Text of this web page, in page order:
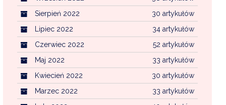
30 artykułów
Sierpień 2022
34 artykułów
Lipiec 2022
52 artykułów
Czerwiec 2022
33 artykułów
Maj 2022
30 artykułów
Kwiecień 2022
33 artykułów
Marzec 2022